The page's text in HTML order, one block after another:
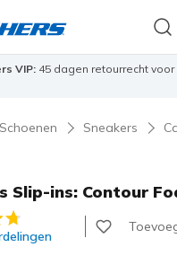
VIP:45 dagen retourrecht voor
Schoenen Sneakers
Slip-ins: Contour
klantbeoordelingen